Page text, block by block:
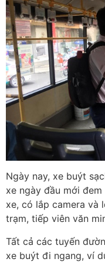
Ngày nay, xe buýt
xe ngày đầu mới
xe, có lắp camera và
trạm, tiếp viên văn
Tất cả các tuyến
xe buýt đi ngang, ví